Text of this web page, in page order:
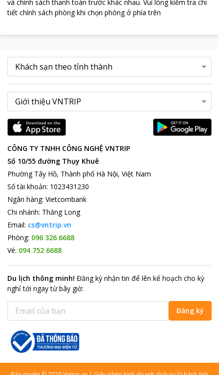
và chính sách thanh toán trước khác nhau. Vui lòng kiểm tra chi
tiết chính sách phòng khi chọn phòng ở phía trên
CÔNG TY TNHH CÔNG NGHỆ VNTRIP
Số 10/55 đường Thụy Khuê
Phường Tây Hồ, Thành phố Hà Nội, Việt Nam
Số tài khoản: 1023431230
Ngân hàng: Vietcombank
Chi nhánh: Thăng Long
Email: cs@vntrip.vn
Phòng: 096 326 6688
Vé: 094 752 6688
Du lịch thông minh! Đăng ký nhận tin để lên kế hoạch cho kỳ
nghỉ tới ngay từ bây giờ:
Đăng ký